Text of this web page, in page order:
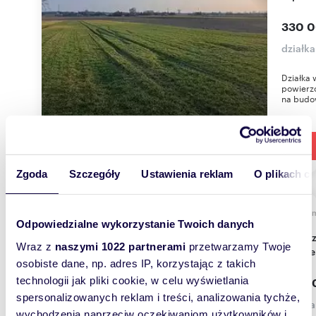
Zgoda Szczegóły Ustawienia reklam O plikach
Odpowiedzialne wykorzystanie Twoich danych
Wraz z naszymi 1022 partnerami przetwarzamy Twoje
osobiste dane, np. adres IP, korzystając z takich
technologii jak pliki cookie, w celu wyświetlania
spersonalizowanych reklam i treści, analizowania tychże,
330
Działka
na
147